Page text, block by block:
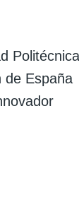
Politécnica
de España